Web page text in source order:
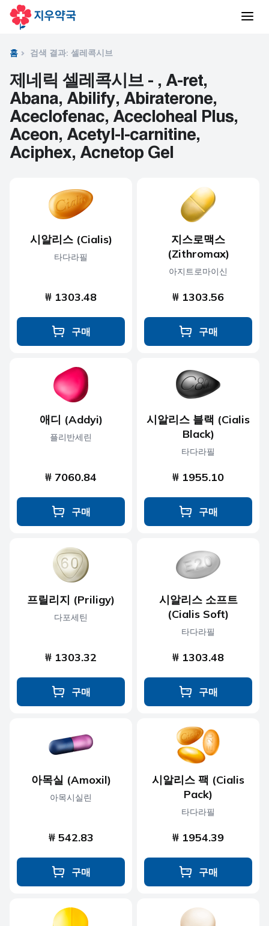
홈 검색 결과: 셀레콕시브
제네릭 셀레콕시브 - , A-ret,
Abana, Abilify, Abiraterone,
Aceclofenac, Acecloheal Plus,
Aceon, Acetyl-l-carnitine,
Aciphex, Acnetop Gel
시알리스 (Cialis)
타다라필
₩ 1303.48
구매
지스로맥스
(Zithromax)
아지트로마이신
₩ 1303.56
구매
애디 (Addyi)
플리반세린
₩ 7060.84
구매
시알리스 블랙 (Cialis
Black)
타다라필
₩ 1955.10
구매
프릴리지 (Priligy)
다포세틴
₩ 1303.32
구매
시알리스 소프트
(Cialis Soft)
타다라필
₩ 1303.48
구매
아목실 (Amoxil)
아목시실린
₩ 542.83
구매
시알리스 팩 (Cialis
Pack)
타다라필
₩ 1954.39
구매